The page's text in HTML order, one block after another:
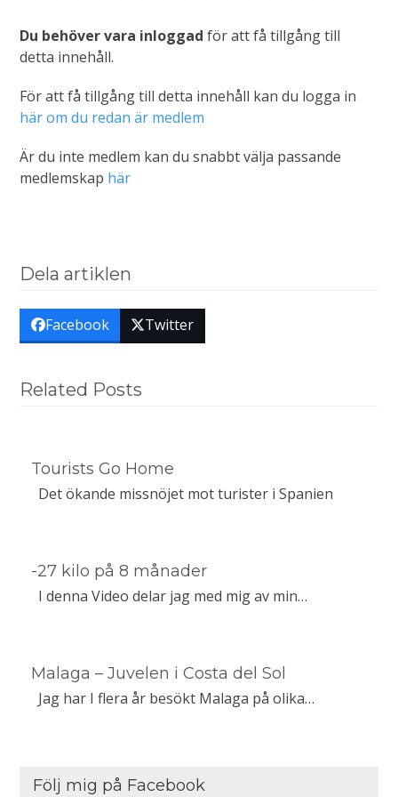
Du behöver vara inloggad för att få tillgång till
detta innehåll.
För att få tillgång till detta innehåll kan du logga in
här om du redan är medlem
Är du inte medlem kan du snabbt välja passande
medlemskap här
Dela artiklen
Facebook Twitter
Related Posts
Tourists Go Home
Det ökande missnöjet mot turister i Spanien
-27 kilo på 8 månader
I denna Video delar jag med mig av min…
Malaga – Juvelen i Costa del Sol
Jag har I flera år besökt Malaga på olika…
Följ mig på Facebook